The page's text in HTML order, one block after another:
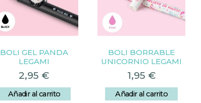
BOLI GEL PANDA
LEGAMI
2,95 €
Añadir al carrito
BOLI BORRABLE
UNICORNIO LEGAMI
1,95 €
Añadir al carrito